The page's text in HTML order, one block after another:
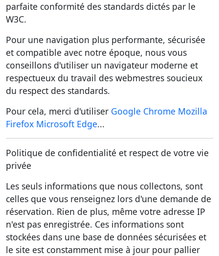
parfaite conformité des standards dictés par le
W3C.
Pour une navigation plus performante, sécurisée
et compatible avec notre époque, nous vous
conseillons d'utiliser un navigateur moderne et
respectueux du travail des webmestres soucieux
du respect des standards.
Pour cela, merci d'utiliser Google Chrome Mozilla
Firefox Microsoft Edge...
Politique de confidentialité et respect de votre vie
privée
Les seuls informations que nous collectons, sont
celles que vous renseignez lors d'une demande de
réservation. Rien de plus, même votre adresse IP
n'est pas enregistrée. Ces informations sont
stockées dans une base de données sécurisées et
le site est constamment mise à jour pour pallier